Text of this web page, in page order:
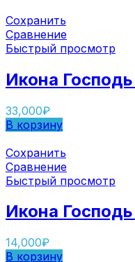
Сохранить
Сравнение
Быстрый просмотр
Икона
33,000₽
В корзину
Сохранить
Сравнение
Быстрый просмотр
Икона
14,000₽
В корзину